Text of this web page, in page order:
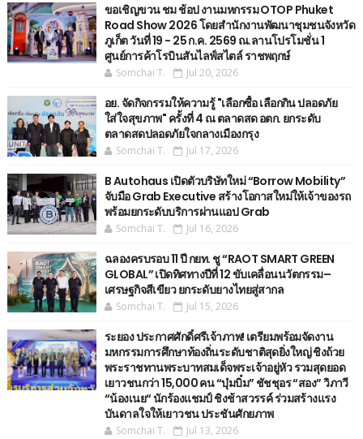
ขอเชิญขวน ชม ช้อป งานมหกรรม OTOP Phuket
Road Show 2026 โดยสำนักงานพัฒนาชุมชนจังหวัด
ภูเก็ต วันที่ 19 - 25 ก.ค. 2569 ณ.ลานโปรโมชั่น 1
ศูนย์การค้าโรบินสันไลฟ์สไตล์ ราชพฤกษ์
Somchai T. Jul 20, 2026
อย. จัดกิจกรรมให้ความรู้ "เลือกซื้อ เลือกกิน ปลอดภัย
ใส่ใจสุขภาพ" ครั้งที่ 4 ณ ตลาดสด อตก. ยกระดับ
ตลาดสดปลอดภัยใจกลางเมืองกรุง
Somchai T. Jul 17, 2026
B Autohaus เปิดตัวบริษัทใหม่ “Borrow Mobility”
จับมือ Grab Executive สร้างโอกาสใหม่ให้เจ้าของรถ
พร้อมยกระดับบริการผ่านแอป Grab
Somchai T. Jul 16, 2026
ฉลองครบรอบ 11 ปี กยท. ชู “RAOT SMART GREEN
GLOBAL” เปิดทิศทางปีที่ 12 ขับเคลื่อนนวัตกรรม–
เศรษฐกิจสีเขียว ยกระดับยางไทยสู่สากล
Somchai T. Jul 15, 2026
ระยอง ประกาศศักดิ์ศรีเจ้าภาพ! เตรียมพร้อมจัดงาน
มหกรรมการศึกษาท้องถิ่นระดับชาติสุดยิ่งใหญ่ ชิงถ้วย
พระราชทานพระบาทสมเด็จพระเจ้าอยู่หัว รวมสุดยอด
เยาวชนกว่า 15,000 คน “บุ๋มบิ๋ม” ชัชชุอร “สอง” วิภาวี
“น้องเนย“ นักร้องแชมป์ ชิงช้าสวรรค์ ร่วมสร้างแรง
บันดาลใจให้เยาวชน ประชันศักยภาพ
Somchai T. Jul 13, 2026